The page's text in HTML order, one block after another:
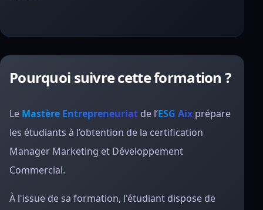
Pourquoi suivre cette formation ?
Le Mastère Entrepreneuriat de l’ESG Aix prépare
les étudiants à l’obtention de la certification
Manager Marketing et Développement
Commercial.
À l'issue de sa formation, l'étudiant dispose de